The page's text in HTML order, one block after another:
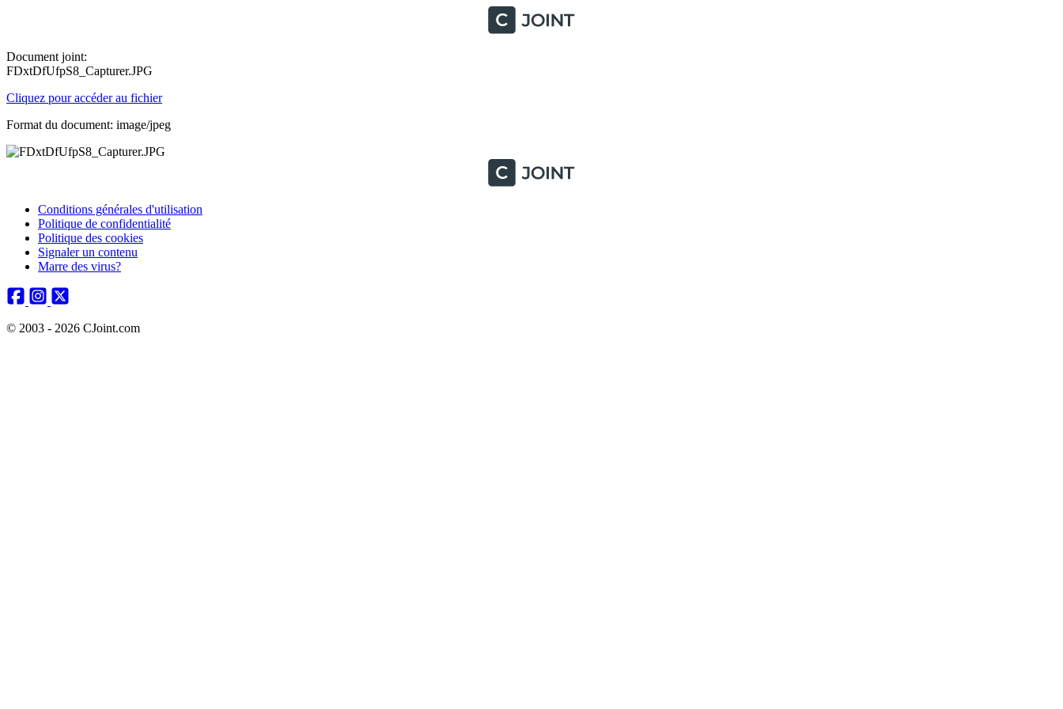
Document joint:
FDxtDfUfpS8_Capturer.JPG
Cliquez pour accéder au fichier
Format du document: image/jpeg
Conditions générales d'utilisation
Politique de confidentialité
Politique des cookies
Signaler un contenu
Marre des virus?
© 2003 - 2026 CJoint.com